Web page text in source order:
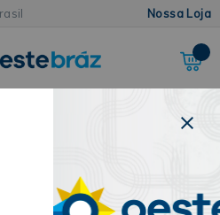
Nossa Loja
Diversos